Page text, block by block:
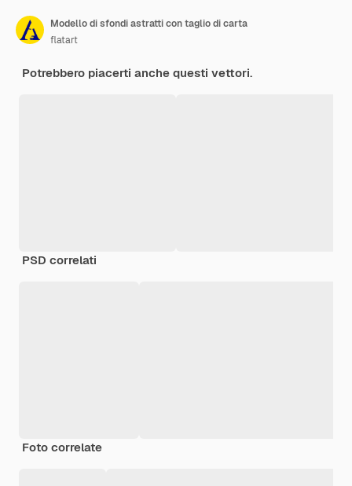
Modello di sfondi astratti con taglio di carta
flatart
Potrebbero piacerti anche questi vettori.
PSD correlati
Foto correlate